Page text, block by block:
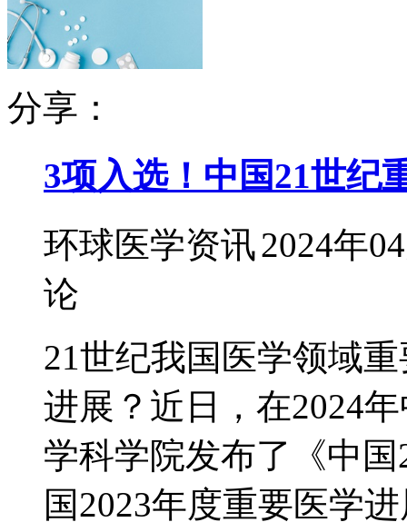
分享：
3项入选！中国21世纪
环球医学资讯2024年
论
21世纪我国医学领域
进展？近日，在2024
学科学院发布了《中
国2023年度重要医学